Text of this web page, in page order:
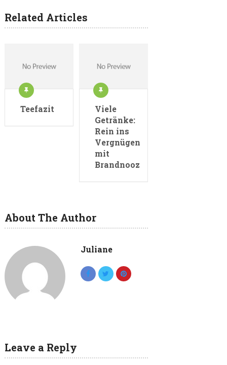
Related Articles
Teefazit
Viele
Getränke:
Rein ins
Vergnügen
mit
Brandnooz
About The Author
Juliane
Leave a Reply